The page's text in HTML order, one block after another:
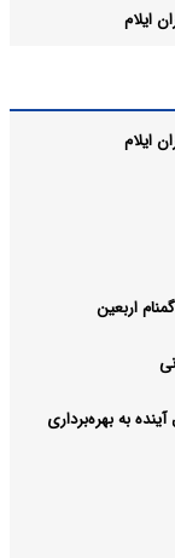
اربعین
به بهره‌برداری